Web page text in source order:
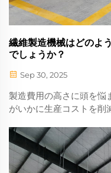
繊維製造機械はどのよ
でしょうか？
Sep 30, 2025
製造費用の高さに頭を悩
がいかに生産コストを削
今すぐ詳しくご覧くださ